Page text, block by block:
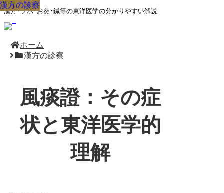
漢方･ツボ･お灸･鍼等の東洋医学の分かりやすい解説
ホーム
漢方の診察
風痰證：その症
状と東洋医学的
理解
漢方の診察
漢方の診察
漢方の診察
漢方の診察
漢方の診察
漢方の診察
漢方の診察
漢方の診察
漢方の診察